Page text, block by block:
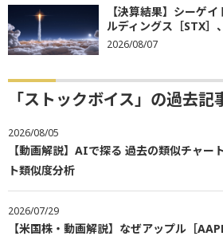
【決算結果】シーゲ
ルディングス［STX］
2026/08/07
「ストックボイス」の過去記
2026/08/05
【動画解説】AIで探る 過去の類似チャー
ト類似度分析
2026/07/29
【米国株・動画解説】なぜアップル［